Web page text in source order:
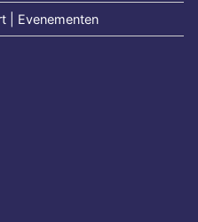
| Evenementen